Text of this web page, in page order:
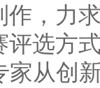
作，力
评选方
家从创